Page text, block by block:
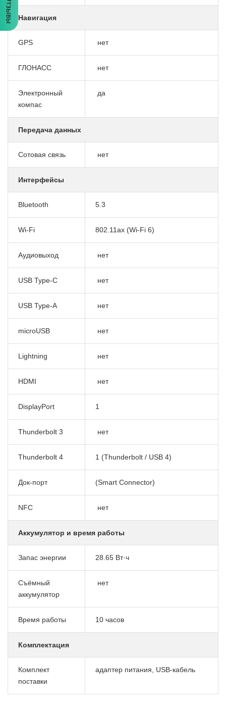
Навигация
GPS нет
ГЛОНАСС нет
Электронный
компас
да
Передача данных
Сотовая связь нет
Интерфейсы
Bluetooth 5.3
Wi-Fi 802.11ax (Wi-Fi 6)
Аудиовыход нет
USB Type-C нет
USB Type-A нет
microUSB нет
Lightning нет
HDMI нет
DisplayPort 1
Thunderbolt 3 нет
Thunderbolt 4 1 (Thunderbolt / USB 4)
Док-порт (Smart Connector)
NFC нет
Аккумулятор и время работы
Запас энергии 28.65 Вт·ч
Cъёмный
аккумулятор
нет
Время работы 10 часов
Комплектация
Комплект
поставки
адаптер питания, USB-кабель
Отзывы